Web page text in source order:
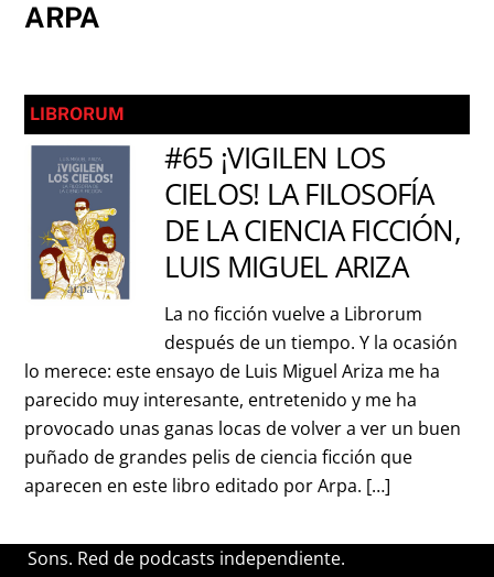
ARPA
LIBRORUM
#65 ¡VIGILEN LOS
CIELOS! LA FILOSOFÍA
DE LA CIENCIA FICCIÓN,
LUIS MIGUEL ARIZA
La no ficción vuelve a Librorum
después de un tiempo. Y la ocasión
lo merece: este ensayo de Luis Miguel Ariza me ha
parecido muy interesante, entretenido y me ha
provocado unas ganas locas de volver a ver un buen
puñado de grandes pelis de ciencia ficción que
aparecen en este libro editado por Arpa. […]
Sons. Red de podcasts independiente.